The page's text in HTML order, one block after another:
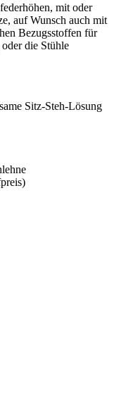
mit oder
auf Wunsch auch mit
Bezugsstoffen für
die Stühle
Sitz-Steh-Lösung